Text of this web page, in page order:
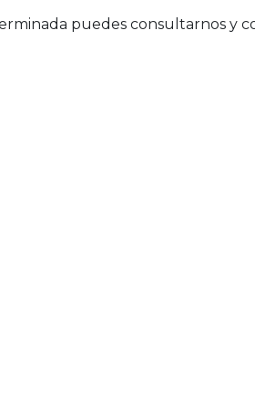
puedes consultarnos y